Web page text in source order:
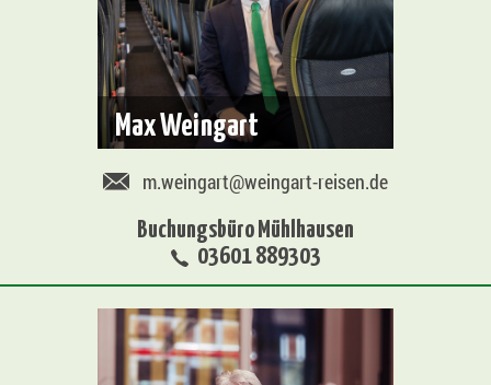
Max Weingart
m.weingart@weingart-reisen.de
Buchungsbüro Mühlhausen
03601 889303